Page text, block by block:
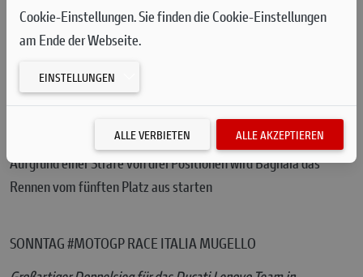
Nach einem hervorragenden Start, bei dem er vom sechsten
Platz auf den zweiten Platz vorfuhr, stürzte Bastianini nach
Ihre Rennlinien kreuzten sich nach einem Überholmanöver von
Aufgrund einer Strafe von drei Positionen wird Bagnaia das
Rennen vom fünften Platz aus starten
SONNTAG #MOTOGP RACE ITALIA MUGELLO
Cookie-Einstellungen. Sie finden die Cookie-Einstellungen
am Ende der Webseite.
EINSTELLUNGEN
ALLE VERBIETEN ALLE AKZEPTIEREN